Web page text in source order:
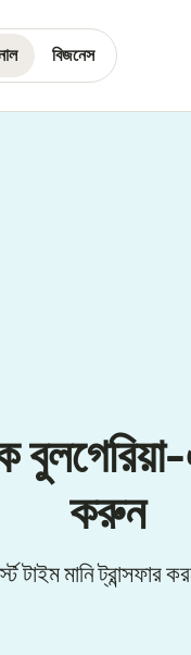
বিজনেস
বুলগেরিয়া-
করুন
টাইম মানি ট্রান্সফার